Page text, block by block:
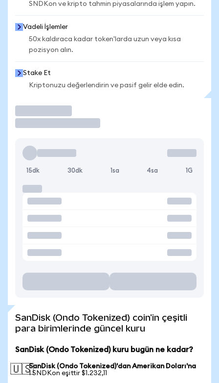
SNDKon ve kripto tahmin piyasalarında işlem yapın.
Vadeli İşlemler
50x kaldıraca kadar token'larda uzun veya kısa
pozisyon alın.
Stake Et
Kriptonuzu değerlendirin ve pasif gelir elde edin.
15dk 30dk 1sa 4sa 1G
SanDisk (Ondo Tokenized) coin'in çeşitli
para birimlerinde güncel kuru
SanDisk (Ondo Tokenized) kuru bugün ne kadar?
🇺🇸SanDisk (Ondo Tokenized)'dan Amerikan Doları'na
1 SNDKon eşittir $1.232,11